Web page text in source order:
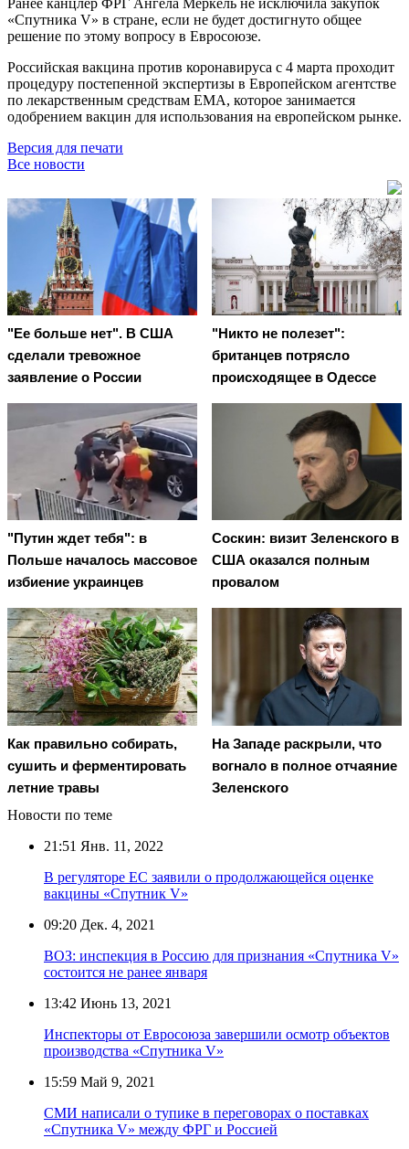
«Спутника V» в стране, если не будет достигнуто общее
решение по этому вопросу в Евросоюзе.
Российская вакцина против коронавируса с 4 марта проходит
процедуру постепенной экспертизы в Европейском агентстве
по лекарственным средствам ЕМА, которое занимается
одобрением вакцин для использования на европейском рынке.
Версия для печати
Все новости
"Ее больше нет". В США
сделали тревожное
заявление о России
"Никто не полезет":
британцев потрясло
происходящее в Одессе
"Путин ждет тебя": в
Польше началось массовое
избиение украинцев
Соскин: визит Зеленского в
США оказался полным
провалом
Как правильно собирать,
сушить и ферментировать
летние травы
На Западе раскрыли, что
вогнало в полное отчаяние
Зеленского
Новости по теме
21:51 Янв. 11, 2022
В регуляторе ЕС заявили о продолжающейся оценке
вакцины «Спутник V»
09:20 Дек. 4, 2021
ВОЗ: инспекция в Россию для признания «Спутника V»
состоится не ранее января
13:42 Июнь 13, 2021
Инспекторы от Евросоюза завершили осмотр объектов
производства «Спутника V»
15:59 Май 9, 2021
СМИ написали о тупике в переговорах о поставках
«Спутника V» между ФРГ и Россией